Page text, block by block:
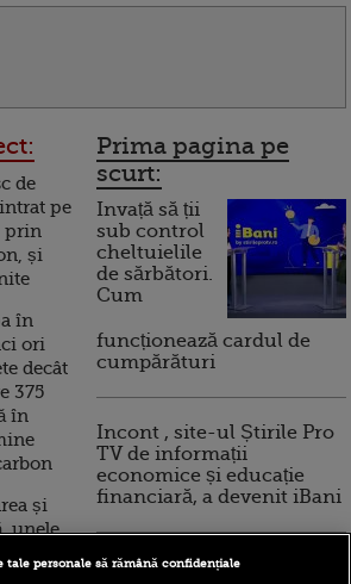
de
pe
prin
și
în
ori
decât
375
în
și
unele
Prima pagina pe
scurt:
Invață să ții
sub control
cheltuielile
de sărbători.
Cum
funcționează cardul de
cumpărături
Incont , site-ul Știrile Pro
TV de informații
economice și educație
financiară, a devenit iBani
10 reguli pentru decizii
tale personale să rămână confidențiale